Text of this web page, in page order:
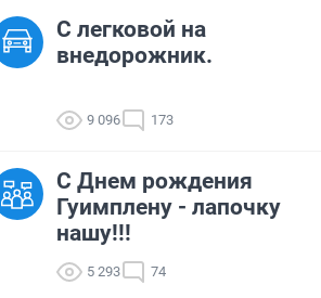
C легковой на
внедорожник.
9 096 173
С Днем рождения
Гуимплену - лапочку
нашу!!!
5 293 74